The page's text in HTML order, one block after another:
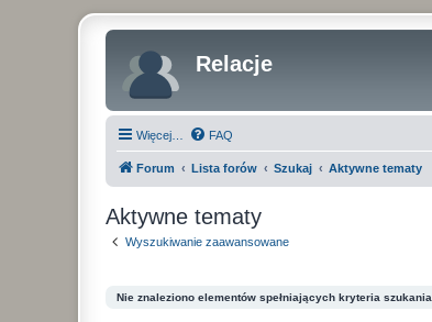
Relacje
Więcej… FAQ
Forum Lista forów Szukaj Aktywne tematy
Aktywne tematy
Wyszukiwanie zaawansowane
Nie znaleziono elementów spełniających kryteria szukania.